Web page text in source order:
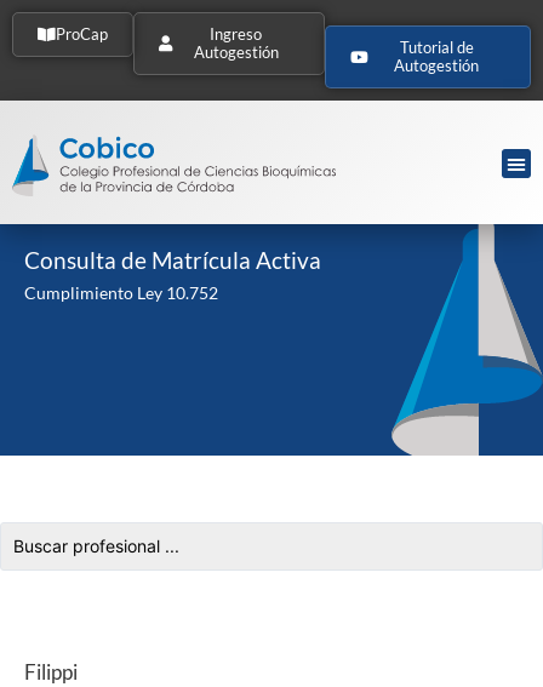
ProCap
Ingreso
Autogestión
Tutorial de
Autogestión
Consulta de Matrícula Activa
Cumplimiento Ley 10.752
Filippi